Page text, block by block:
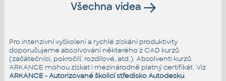
Všechna videa
Pro intenzivní vyškolení a rychlé získání produktivity
doporučujeme absolvování některého z CAD kurzů
(začátečníci, pokročilí, rozdílové, atd.). Absolventi kurzů
ARKANCE mohou získat i mezinárodně platný certifikát. Viz
ARKANCE - Autorizované školicí středisko Autodesku.